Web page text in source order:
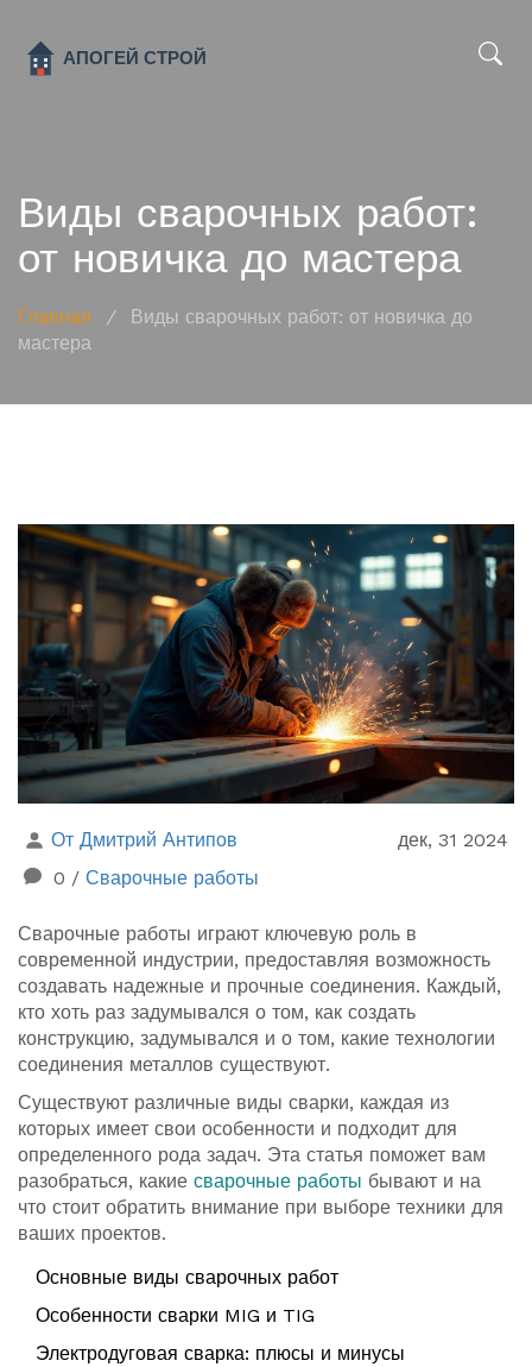
Виды сварочных работ:
от новичка до мастера
Главная /
Виды сварочных работ: от новичка до
мастера
От Дмитрий Антипов
дек, 31 2024
0 / Сварочные работы
Сварочные работы играют ключевую роль в
современной индустрии, предоставляя возможность
создавать надежные и прочные соединения. Каждый,
кто хоть раз задумывался о том, как создать
конструкцию, задумывался и о том, какие технологии
соединения металлов существуют.
Существуют различные виды сварки, каждая из
которых имеет свои особенности и подходит для
определенного рода задач. Эта статья поможет вам
разобраться, какие сварочные работы бывают и на
что стоит обратить внимание при выборе техники для
ваших проектов.
Основные виды сварочных работ
Особенности сварки MIG и TIG
Электродуговая сварка: плюсы и минусы